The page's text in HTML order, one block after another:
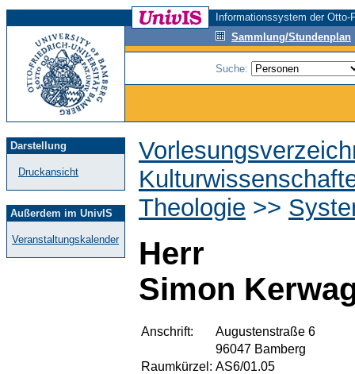
Informationssystem der
Sammlung/Stundenplan
Suche:
Darstellung
Druckansicht
Außerdem im UnivIS
Veranstaltungskalender
Theologie >>
Herr
Simon
Anschrift:
Augustenstraße 6
96047 Bamberg
Raumkürzel: AS6/01.05